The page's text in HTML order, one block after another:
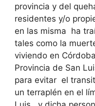
provincia y del
residentes y/o
en las misma ha
tales como la
viviendo en
Provincia de San
para evitar el
un terraplén en el